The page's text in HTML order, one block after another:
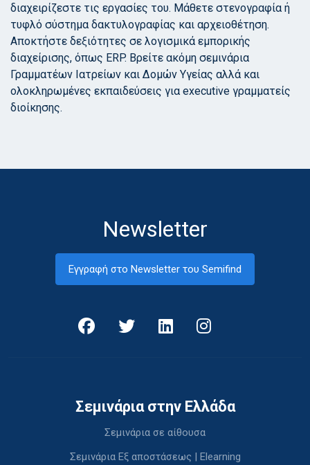
διαχειρίζεστε τις εργασίες του. Μάθετε στενογραφία ή
τυφλό σύστημα δακτυλογραφίας και αρχειοθέτηση.
Αποκτήστε δεξιότητες σε λογισμικά εμπορικής
διαχείρισης, όπως ERP. Βρείτε ακόμη σεμινάρια
Γραμματέων Ιατρείων και Δομών Υγείας αλλά και
ολοκληρωμένες εκπαιδεύσεις για executive γραμματείς
διοίκησης.
Newsletter
Εγγραφή στο Newsletter του Semifind
Σεμινάρια στην Ελλάδα
Σεμινάρια σε αίθουσα
Σεμινάρια Εξ αποστάσεως | Elearning